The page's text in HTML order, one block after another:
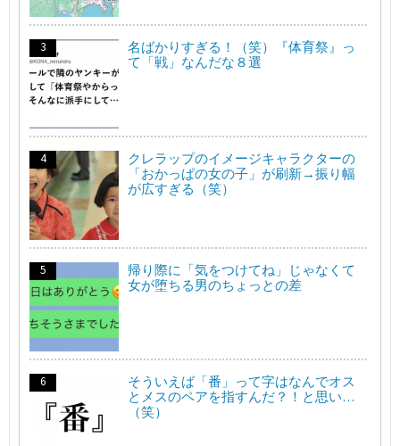
名ばかりすぎる！（笑）『体育祭』っ
て「戦」なんだな８選
クレラップのイメージキャラクターの
「おかっぱの女の子」が刷新→振り幅
が広すぎる（笑）
帰り際に「気をつけてね」じゃなくて
女が堕ちる男のちょっとの差
そういえば「番」って字はなんでオス
とメスのペアを指すんだ？！と思い…
（笑）